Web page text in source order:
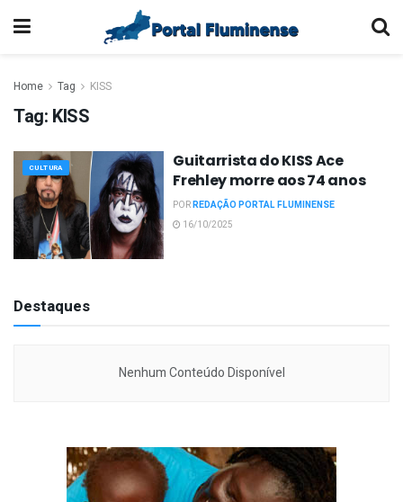
Home Tag KISS
Tag: KISS
CULTURA
Guitarrista do KISS Ace
Frehley morre aos 74 anos
PORREDAÇÃO PORTAL FLUMINENSE
16/10/2025
Destaques
Nenhum Conteúdo Disponível